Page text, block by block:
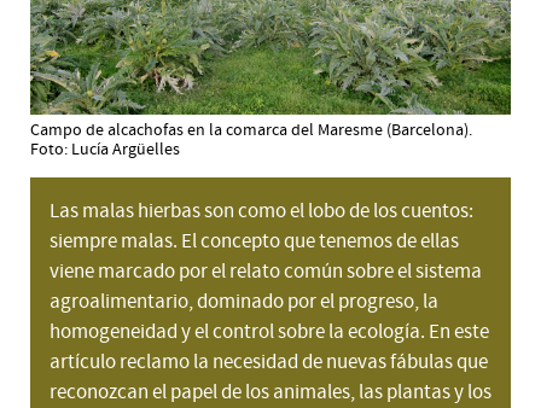
Campo de alcachofas en la comarca del Maresme (Barcelona).
Foto: Lucía Argüelles
Las malas hierbas son como el lobo de los cuentos:
siempre malas. El concepto que tenemos de ellas
viene marcado por el relato común sobre el sistema
agroalimentario, dominado por el progreso, la
homogeneidad y el control sobre la ecología. En este
artículo reclamo la necesidad de nuevas fábulas que
reconozcan el papel de los animales, las plantas y los